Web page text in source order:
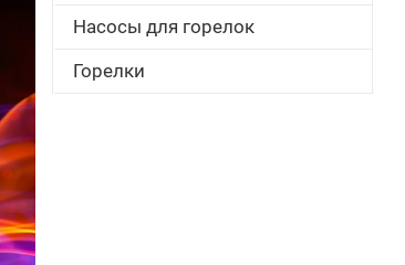
Насосы для горелок
Горелки